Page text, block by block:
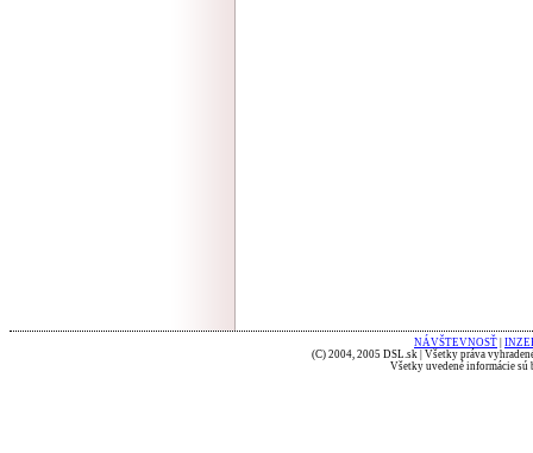
NÁVŠTEVNOSŤ
(C) 2004, 2005 DSL.sk | Všetky práva
Všetky uvedené informácie sú